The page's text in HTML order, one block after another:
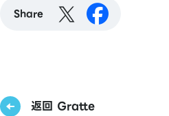
Share
返回 Gratte